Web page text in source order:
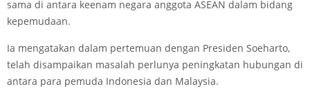
sama di antara keenam negara anggota ASEAN dalam bidang
kepemudaan.
Ia mengatakan dalam pertemuan dengan Presiden Soeharto,
telah disampaikan masalah perlunya peningkatan hubungan di
antara para pemuda Indonesia dan Malaysia.